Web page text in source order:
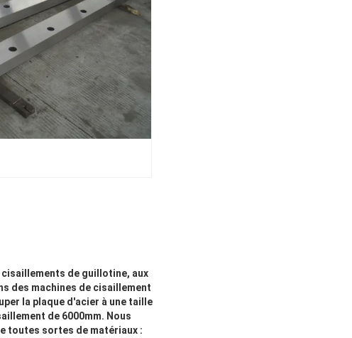
cisaillements de guillotine, aux
des machines de cisaillement
la plaque d'acier à une taille
de 6000mm. Nous
toutes sortes de matériaux :